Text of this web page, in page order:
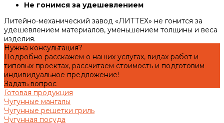
Не гонимся за удешевлением
Литейно-механический завод «ЛИТТЕХ» не гонится за
удешевлением материалов, уменьшением толщины и веса
изделия.
Нужна консультация?
Подробно расскажем о наших услугах, видах работ и
типовых проектах, рассчитаем стоимость и подготовим
индивидуальное предложение!
Задать вопрос
Готовая продукция
Чугунные мангалы
Чугунные решетки гриль
Чугунная посуда